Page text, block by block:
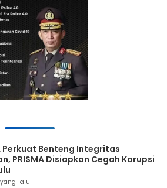
Perkuat Benteng Integritas
PRISMA Disiapkan Cegah Korupsi
lalu